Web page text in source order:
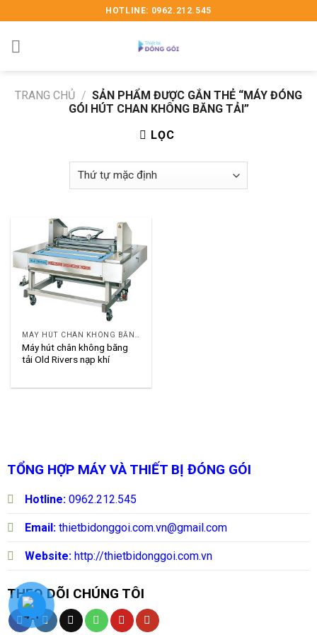
to
content
HOTLINE: 0962.212.545
TRANG CHỦ / SẢN PHẨM ĐƯỢC GẮN THẺ “MÁY ĐÓNG
GÓI HÚT CHAN KHÔNG BĂNG TẢI”
LỌC
Máy hút chân không băng
tải Old Rivers nạp khí
TỔNG HỢP MÁY VÀ THIẾT BỊ ĐÓNG GÓI
Hotline: 0962.212.545
Email: thietbidonggoi.com.vn@gmail.com
Website: http://thietbidonggoi.com.vn
THEO DÕI CHÚNG TÔI